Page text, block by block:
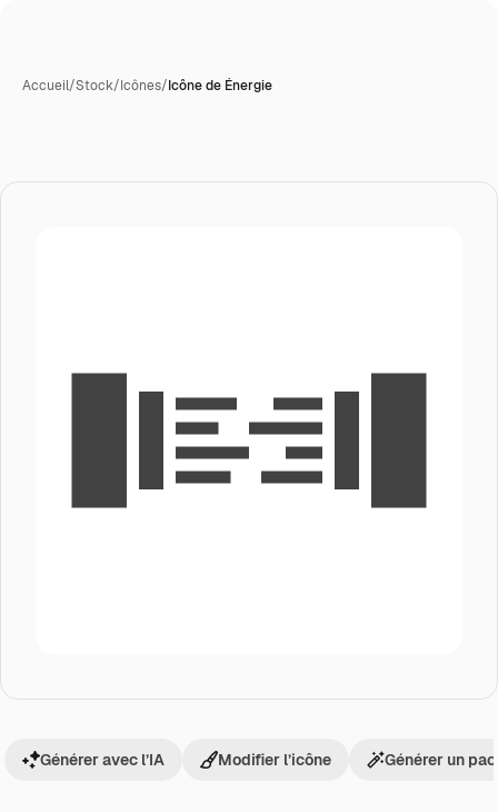
Accueil/Stock/Icônes/Icône de Énergie
Générer avec l’IA Modifier l’icône Générer un